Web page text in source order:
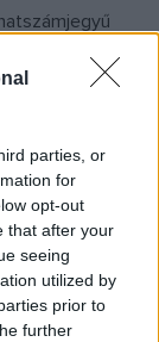
parties, or
for
opt-out
that after your
seeing
utilized by
prior to
further
az
1791) 1787.
– már
a levelet nem
rövidítéssel
rajzzal, két
el Ulrich